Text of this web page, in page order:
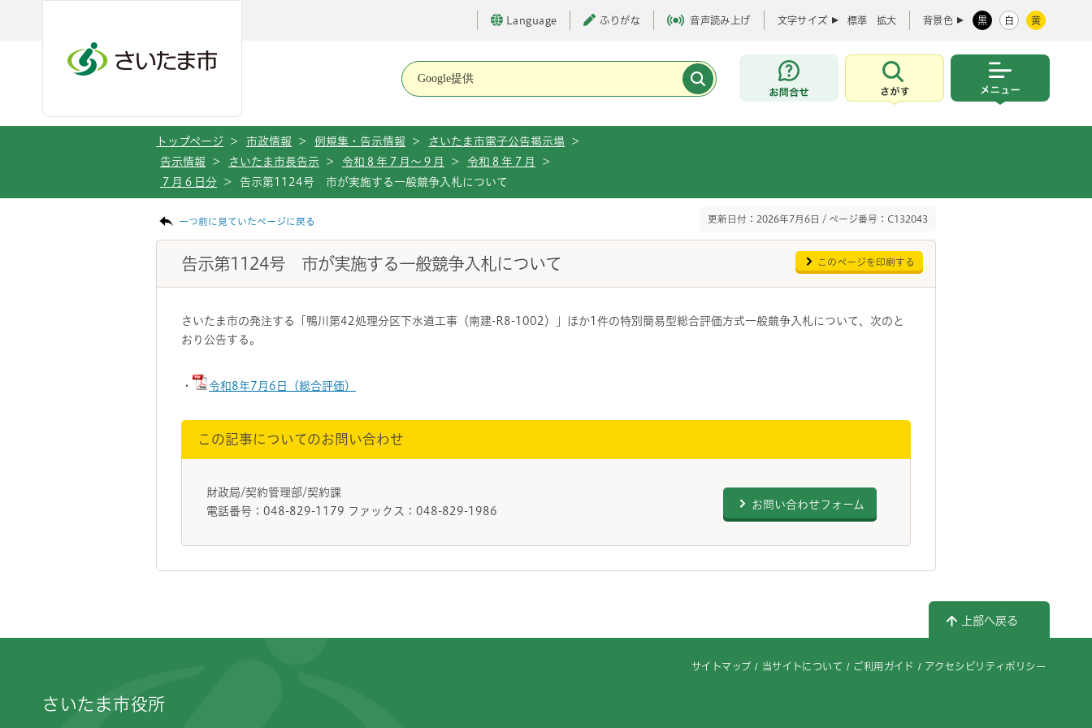
Language ふりがな 音声読み上げ 文字サイズ 標準 拡大 背景色 黒 白 黄
お問合せ
さがす
トップページ > 市政情報 > 例規集・告示情報 > さいたま市電子公告掲示場
>
告示情報
> さいたま市長告示 > 令和８年７月～９月 > 令和８年７月
>
７月６日分
> 告示第1124号 市が実施する一般競争入札について
一つ前に見ていたページに戻る 更新日付：2026年7月6日 / ページ番号：C132043
告示第1124号 市が実施する一般競争入札について このページを印刷する
さいたま市の発注する「鴨川第42処理分区下水道工事（南建-R8-1002）」ほか1件の特別簡易型総合評価方式一般競争入札について、次のと
おり公告する。
・ 令和8年7月6日（総合評価）
この記事についてのお問い合わせ
財政局/契約管理部/契約課
電話番号：048-829-1179 ファックス：048-829-1986
お問い合わせフォーム
上部へ戻る
サイトマップ 当サイトについて ご利用ガイド アクセシビリティポリシー
さいたま市役所